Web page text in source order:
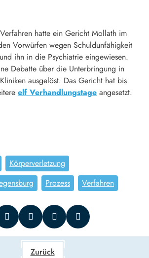
hatte ein Gericht Mollath im
Vorwürfen wegen Schuldunfähigkeit
ihn in die Psychiatrie eingewiesen.
Debatte über die Unterbringung in
ausgelöst. Das Gericht hat bis
elf Verhandlungstage angesetzt.
Körperverletzung
Prozess Verfahren
Zurück